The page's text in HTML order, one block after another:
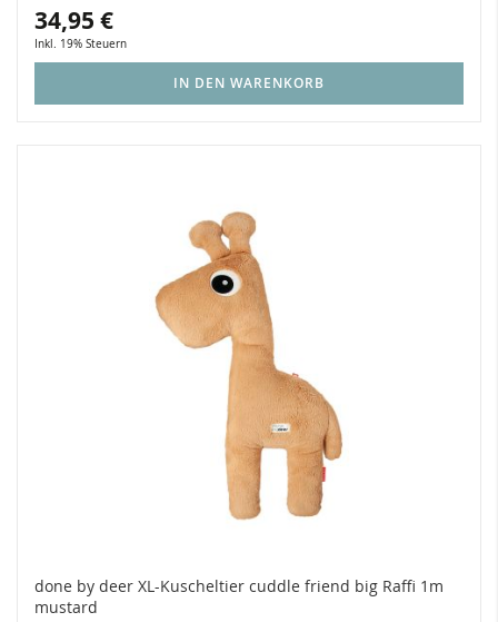
34,95 €
Inkl. 19% Steuern
IN DEN WARENKORB
done by deer XL-Kuscheltier cuddle friend big Raffi 1m
mustard